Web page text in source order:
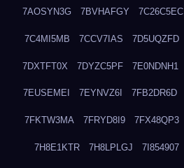
7AOSYN3G 7BVHAFGY 7C26C5EC
7C4MI5MB 7CCV7IAS 7D5UQZFD
7DXTFT0X 7DYZC5PF 7E0NDNH1
7EUSEMEI 7EYNVZ6I 7FB2DR6D
7FKTW3MA 7FRYD8I9 7FX48QP3
7H8E1KTR 7H8LPLGJ 7I854907